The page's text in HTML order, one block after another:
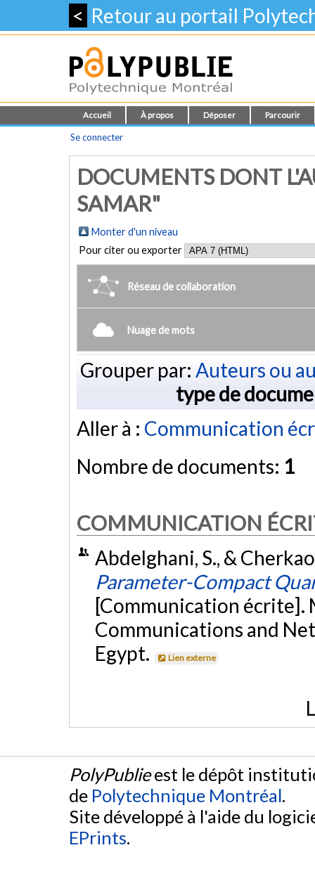
< Retour au portail
Accueil À propos Déposer Parcourir
Se connecter
DOCUMENTS DONT
SAMAR"
Monter d'un niveau
Pour citer ou exporter
Réseau de collaboration
Nuage de mots
Grouper par: Auteurs ou
type de
Aller à : Communication
Nombre de documents: 1
COMMUNICATION
Abdelghani, S., &
Parameter-Compact
[Communication écrite].
Communications and
Egypt.
Lien externe
PolyPublieest le dépôt
de Polytechnique Montréal.
Site développé à l'aide du
EPrints.